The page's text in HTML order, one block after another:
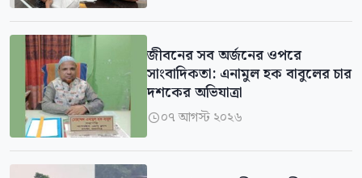
জীবনের সব অর্জনের ওপরে
সাংবাদিকতা: এনামুল হক বাবুলের চার
দশকের অভিযাত্রা
০৭ আগস্ট ২০২৬